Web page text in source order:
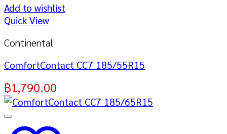
Add to wishlist
Quick View
Continental
ComfortContact CC7 185/55R15
฿1,790.00